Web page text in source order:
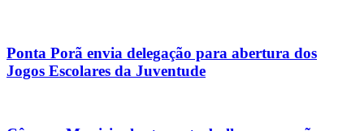
Ponta Porã envia delegação para abertura dos
Jogos Escolares da Juventude